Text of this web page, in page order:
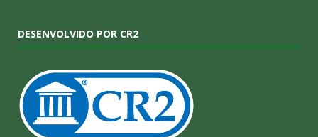
DESENVOLVIDO POR CR2